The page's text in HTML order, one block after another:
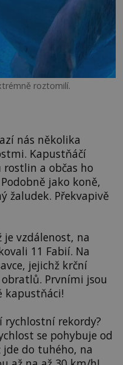
roztomilí.
nás několika
Kapustňáčí
a občas ho
jako koně,
žaludek. Překvapivě
vzdálenost, na
11 Fabií. Na
jejichž krční
Prvními jsou
kapustňáci!
rychlostní rekordy?
se pohybuje od
jde do tuhého, na